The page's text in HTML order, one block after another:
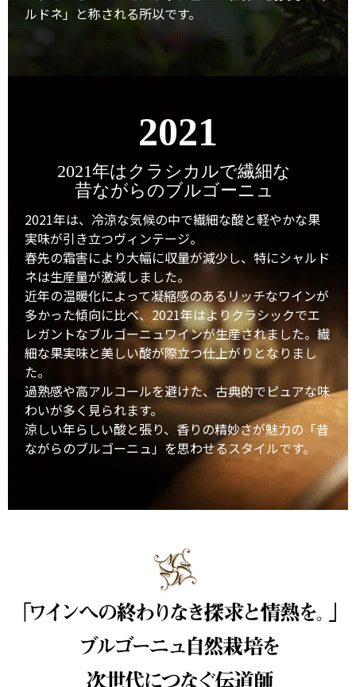
ルドネ」と称される所以です。
2021
2021年はクラシカルで繊細な
昔ながらのブルゴーニュ
2021年は、冷涼な気候の中で繊細な酸と軽やかな果
実味が引き立つヴィンテージ。
春先の霜害により大幅に収量が減少し、特にシャルド
ネは生産量が激減しました。
近年の温暖化によって凝縮感のあるリッチなワインが
多かった傾向に比べ、2021年はよりクラシックでエ
レガントなブルゴーニュワインが生産されました。繊
細な果実味と美しい酸が際立つ仕上がりとなりまし
た。
過熟感や高アルコールを避けた、古典的でピュアな味
わいが多く見られます。
涼しい年らしい酸と張り、香りの精妙さが魅力の「昔
ながらのブルゴーニュ」を思わせるスタイルです。